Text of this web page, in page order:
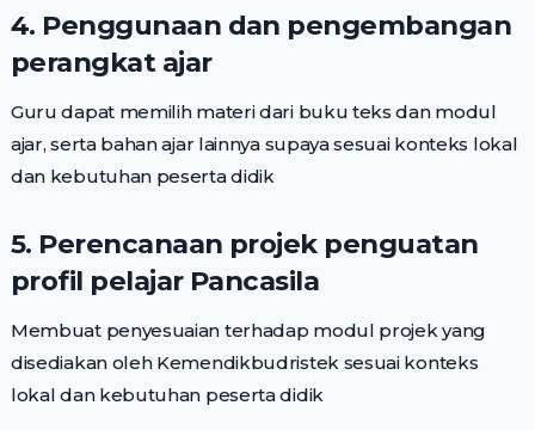
4. Penggunaan dan pengembangan
perangkat ajar
Guru dapat memilih materi dari buku teks dan modul
ajar, serta bahan ajar lainnya supaya sesuai konteks lokal
dan kebutuhan peserta didik
5. Perencanaan projek penguatan
profil pelajar Pancasila
Membuat penyesuaian terhadap modul projek yang
disediakan oleh Kemendikbudristek sesuai konteks
lokal dan kebutuhan peserta didik